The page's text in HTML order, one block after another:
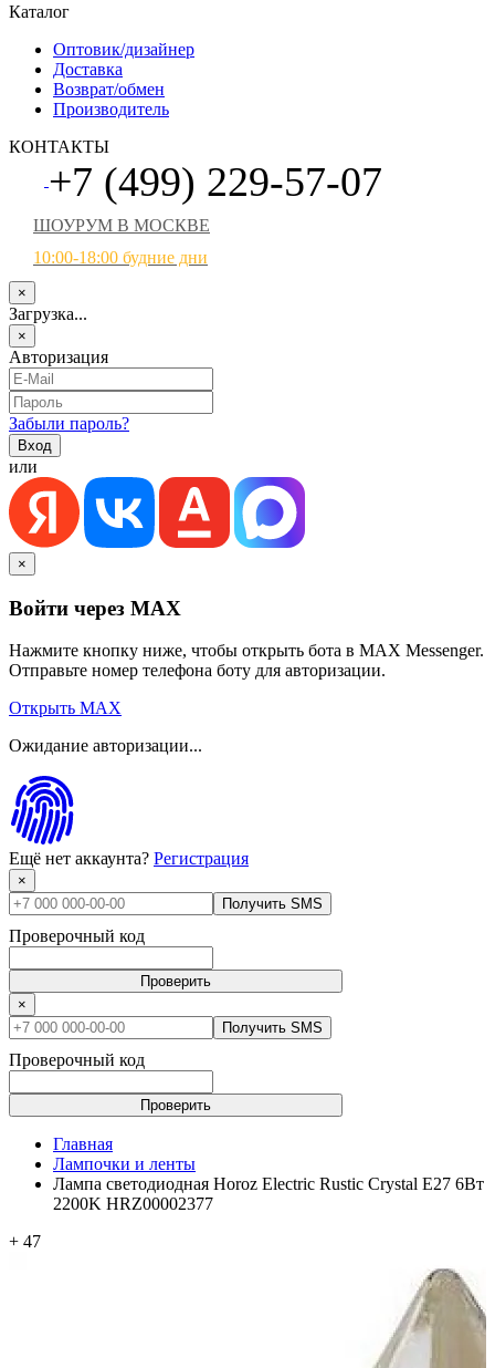
Каталог
Оптовик/дизайнер
Доставка
Возврат/обмен
Производитель
КОНТАКТЫ
+7 (499) 229-57-07
ШОУРУМ В МОСКВЕ
10:00-18:00 будние дни
×
Загрузка...
×
Авторизация
Забыли пароль?
или
×
Войти через MAX
Нажмите кнопку ниже, чтобы открыть бота в MAX Messenger.
Отправьте номер телефона боту для авторизации.
Открыть MAX
Ожидание авторизации...
Ещё нет аккаунта? Регистрация
×
Получить SMS
Проверочный код
Проверить
×
Получить SMS
Проверочный код
Проверить
Главная
Лампочки и ленты
Лампа светодиодная Horoz Electric Rustic Crystal E27 6Вт
2200K HRZ00002377
+ 47